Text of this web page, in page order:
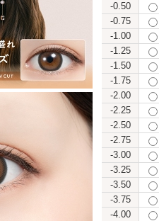
-0.50
-0.75
-1.00
-1.25
-1.50
-1.75
-2.00
-2.25
-2.50
-2.75
-3.00
-3.25
-3.50
-3.75
-4.00